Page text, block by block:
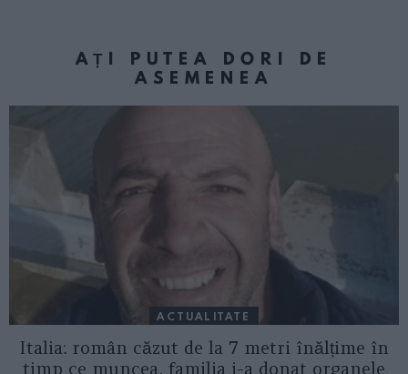
AȚI PUTEA DORI DE
ASEMENEA
ACTUALITATE
Italia: român căzut de la 7 metri înălțime în
timp ce muncea, familia i-a donat organele